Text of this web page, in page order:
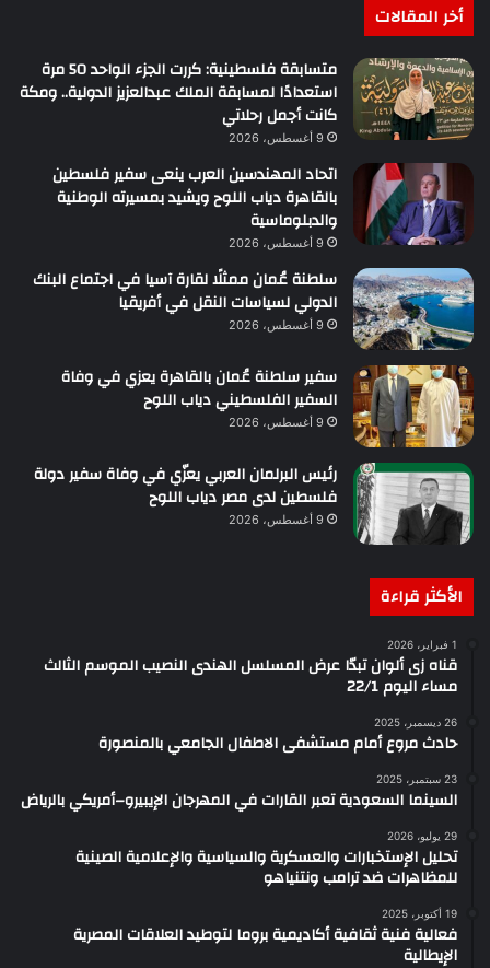
أخر المقالات
متسابقة فلسطينية: كررت الجزء الواحد 50 مرة
استعدادًا لمسابقة الملك عبدالعزيز الدولية.. ومكة
كانت أجمل رحلاتي
9 أغسطس، 2026
اتحاد المهندسين العرب ينعى سفير فلسطين
بالقاهرة دياب اللوح ويشيد بمسيرته الوطنية
والدبلوماسية
9 أغسطس، 2026
سلطنة عُمان ممثلًا لقارة آسيا في اجتماع البنك
الدولي لسياسات النقل في أفريقيا
9 أغسطس، 2026
سفير سلطنة عُمان بالقاهرة يعزي في وفاة
السفير الفلسطيني دياب اللوح
9 أغسطس، 2026
رئيس البرلمان العربي يعزّي في وفاة سفير دولة
فلسطين لدى مصر دياب اللوح
9 أغسطس، 2026
الأكثر قراءة
1 فبراير، 2026
قناه زى ألوان تبدّا عرض المسلسل الهندى النصيب الموسم الثالث
مساء اليوم 22/1
26 ديسمبر، 2025
حادث مروع أمام مستشفى الاطفال الجامعي بالمنصورة
23 سبتمبر، 2025
السينما السعودية تعبر القارات في المهرجان الإيبيرو–أمريكي بالرياض
29 يوليو، 2026
تحليل الإستخبارات والعسكرية والسياسية والإعلامية الصينية
للمظاهرات ضد ترامب ونتنياهو
19 أكتوبر، 2025
‏فعالية فنية ثقافية أكاديمية بروما لتوطيد العلاقات المصرية
الإيطالية